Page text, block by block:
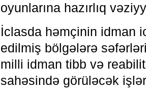
oyunlarına hazırlıq
İclasda həmçinin idman
edilmiş bölgələrə
milli idman tibb və
sahəsində görüləcək